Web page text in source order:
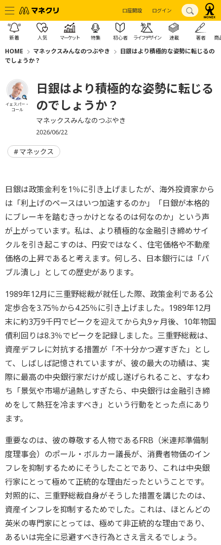
口座開設 ログイン
新着 人気 マーケット 特集 初心者 ライフデザイン 連載 著者 商
HOME マネックスみんなのつぶやき
日銀はより積極的な姿勢に転じるの
でしょうか？
イェスパー・
コール
日銀はより積極的な姿勢に転じる
のでしょうか？
マネックスみんなのつぶやき
2026/06/22
マネックス
日銀は政策金利を1％に引き上げましたが、海外投資家から
は「利上げのペースはいつ加速するのか」「日銀が本格的
にブレーキを踏むきっかけとなるのは何なのか」という声
が上がっています。私は、より積極的な金融引き締めサイ
クルを引き起こすのは、円安ではなく、住宅価格や不動産
価格の上昇であると考えます。何しろ、日本銀行には「バ
ブル潰し」としての歴史があります。
1989年12月に三重野総裁が就任した際、政策金利である公
定歩合を3.75％から4.25％に引き上げました。1989年12月
末に約3万9千円でピークを迎えてから丸9ヶ月後、10年物国
債利回りは8.3％でピークを記録しました。三重野総裁は、
資産デフレに対抗する措置が「不十分かつ遅すぎた」とし
て、しばしば記憶されていますが、彼の最大の功績は、実
際に最高の中央銀行家だけが成し遂げられること、すなわ
ち「景気や市場が過熱しすぎたら、中央銀行は金融引き締
めをして熱狂を冷ますべき」という行動をとった点にあり
ます。
重要なのは、彼の尊敬する人物であるFRB（米連邦準備制
度理事会）のポール・ボルカー議長が、消費者物価のイン
フレを抑制するためにそうしたことであり、これは中央銀
行家にとって極めて正統的な理由だったということです。
対照的に、三重野総裁自身がそうした措置を講じたのは、
資産インフレを抑制するためでした。これは、ほとんどの
英米の専門家にとっては、極めて非正統的な理由であり、
あるいは完全に忌避すべき行為とさえ言えるでしょう。